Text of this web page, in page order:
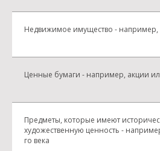
Недвижимое имущество - например,
Ценные бумаги - например, акции
Предметы, которые имеют
художественную ценность -
го века